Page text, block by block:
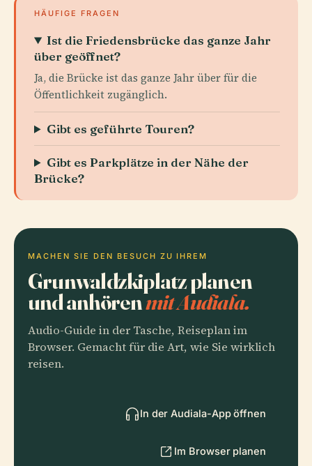
HÄUFIGE FRAGEN
Ist die Friedensbrücke das ganze Jahr
über geöffnet?
Ja, die Brücke ist das ganze Jahr über für die
Öffentlichkeit zugänglich.
Gibt es geführte Touren?
Gibt es Parkplätze in der Nähe der
Brücke?
MACHEN SIE DEN BESUCH ZU IHREM
Grunwaldzkiplatz planen
und anhörenmit Audiala.
Audio-Guide in der Tasche, Reiseplan im
Browser. Gemacht für die Art, wie Sie wirklich
reisen.
In der Audiala-App öffnen
Im Browser planen